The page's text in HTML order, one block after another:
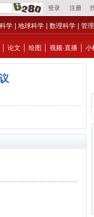
学 地球科学 数理科学 管
论文 绘图 视频·直播 小